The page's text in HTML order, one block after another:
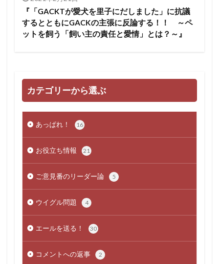
『「GACKTが愛犬を里子にだしました」に抗議
するとともにGACKの主張に反論する！！ ～ペ
ットを飼う「飼い主の責任と愛情」とは？～』
カテゴリーから選ぶ
あっぱれ！ 16
お役立ち情報 21
ご意見番のリーダー論 5
ウイグル問題 4
エールを送る！ 30
コメントへの返事 2